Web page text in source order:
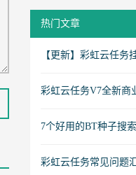
热门文章
【更新】彩虹云任务
彩虹云任务V7全新商
7个好用的BT种子搜
彩虹云任务常见问题